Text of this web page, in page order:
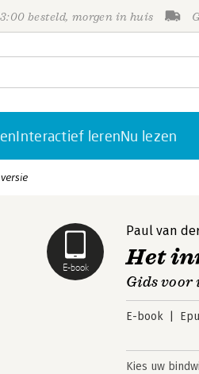
besteld, morgen in huis
Interactief lerenNu lezen
E-book
Paul van
Het
Gids
E-book
Kies uw